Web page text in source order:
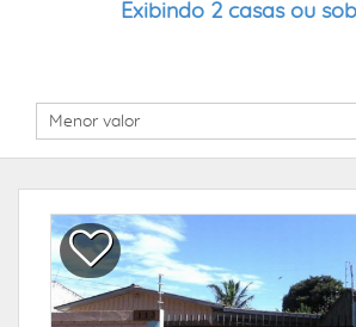
Exibindo 2 casas ou